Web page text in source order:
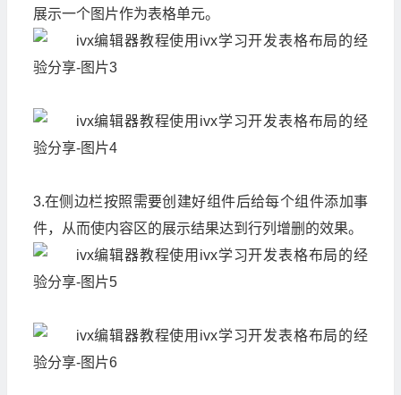
展示一个图片作为表格单元。
3.在侧边栏按照需要创建好组件后给每个组件添加事
件，从而使内容区的展示结果达到行列增删的效果。